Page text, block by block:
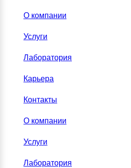
О компании
Услуги
Лаборатория
Карьера
Контакты
О компании
Услуги
Лаборатория